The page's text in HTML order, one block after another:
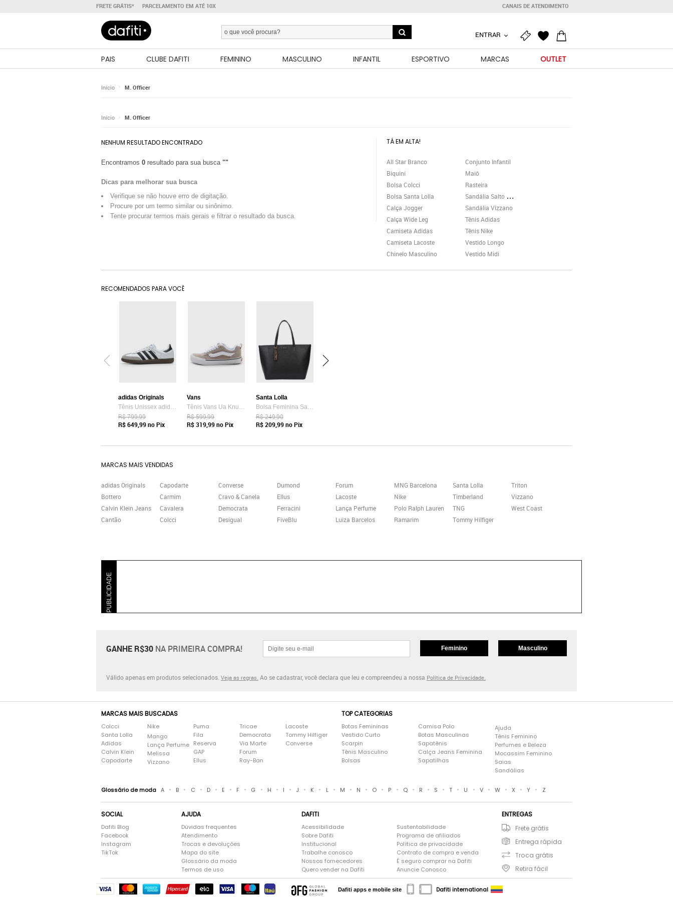
FRETE GRÁTIS* PARCELAMENTO EM ATÉ 10X CANAIS DE ATENDIMENTO
ENTRAR
PAIS CLUBE DAFITI FEMININO MASCULINO INFANTIL ESPORTIVO MARCAS OUTLET
Início M. Officer
Início M. Officer
NENHUM RESULTADO ENCONTRADO
Encontramos 0 resultado para sua busca ""
Dicas para melhorar sua busca
Verifique se não houve erro de digitação.
Procure por um termo similar ou sinônimo.
Tente procurar termos mais gerais e filtrar o resultado da busca.
TÁ EM ALTA!
All Star Branco
Biquini
Bolsa Colcci
Bolsa Santa Lolla
Calça Jogger
Calça Wide Leg
Camiseta Adidas
Camiseta Lacoste
Chinelo Masculino
Conjunto Infantil
Maiô
Rasteira
Sandália Salto Grosso
Sandália Vizzano
Tênis Adidas
Tênis Nike
Vestido Longo
Vestido Midi
RECOMENDADOS PARA VOCÊ
adidas Originals
Tênis Unissex adidas Originals Samba OG Branco
R$ 799,99
R$ 649,99no Pix
Vans
Tênis Vans Ua Knu Skool Bege
R$ 599,99
R$ 319,99no Pix
Santa Lolla
Bolsa Feminina Santa Lolla Tote Preta
R$ 249,90
R$ 209,99no Pix
MARCAS MAIS VENDIDAS
adidas Originals
Bottero
Calvin Klein Jeans
Cantão
Capodarte
Carmim
Cavalera
Colcci
Converse
Cravo & Canela
Democrata
Desigual
Dumond
Ellus
Ferracini
FiveBlu
Forum
Lacoste
Lança Perfume
Luiza Barcelos
MNG Barcelona
Nike
Polo Ralph Lauren
Ramarim
Santa Lolla
Timberland
TNG
Tommy Hilfiger
Triton
Vizzano
West Coast
PUBLICIDADE
GANHE R$30 NA PRIMEIRA COMPRA! Feminino Masculino
Válido apenas em produtos selecionados. Veja as regras. Ao se cadastrar, você declara que leu e compreendeu a nossa Política de Privacidade.
MARCAS MAIS BUSCADAS
Colcci
Santa Lolla
Adidas
Calvin Klein
Capodarte
Nike
Mango
Lança Perfume
Melissa
Vizzano
Puma
Fila
Reserva
GAP
Ellus
Tricae
Democrata
Via Marte
Forum
Ray-Ban
Lacoste
Tommy Hilfiger
Converse
TOP CATEGORIAS
Botas Femininas
Vestido Curto
Scarpin
Tênis Masculino
Bolsas
Camisa Polo
Botas Masculinas
Sapatênis
Calça Jeans Feminina
Sapatilhas
Ajuda
Tênis Feminino
Perfumes e Beleza
Mocassim Feminino
Saias
Sandálias
Glossário de moda A • B • C • D • E • F • G • H • I • J • K • L • M • N • O • P • Q • R • S • T • U • V • W • X • Y • Z
SOCIAL
Dafiti Blog
Facebook
Instagram
TikTok
AJUDA
Dúvidas frequentes
Atendimento
Trocas e devoluções
Mapa do site
Glossário da moda
Termos de uso
DAFITI
Acessibilidade
Sobre Dafiti
Institucional
Trabalhe conosco
Nossos fornecedores
Quero vender na Dafiti
Sustentabilidade
Programa de afiliados
Política de privacidade
Contrato de compra e venda
É seguro comprar na Dafiti
Anuncie Conosco
ENTREGAS
Frete grátis
Entrega rápida
Troca grátis
Retira fácil
Dafiti apps e mobile site Dafiti international